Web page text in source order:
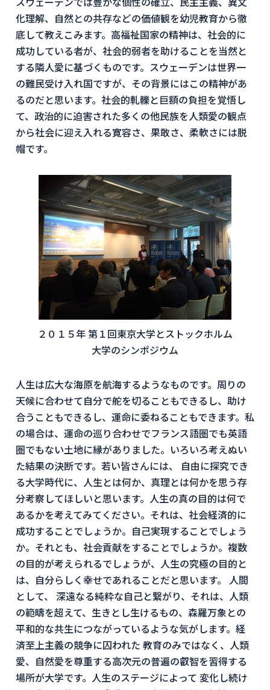
化理解、自然との共存などの価値観を幼児教育から徹
底して教えこみます。高福祉国家の精神は、社会的に
成功している者が、社会的弱者を助けることを当然と
する隣人愛に基づくものです。スウェーデンは世界一
の難民受け入れ国ですが、その背景にはこの精神があ
るのだと思います。社会的軋轢と巨額の負担を覚悟し
て、政治的に迫害された多くの他民族を人類愛の観点
から社会に迎え入れる寛容さ、果敢さ、柔軟さには脱
帽です。
２０１５年 第１回東京大学とストックホルム
大学のシンポジウム
人生は広大な海原を航海するようなものです。周りの
天候に合わせて自分で舵を切ることもできるし、助け
合うこともできるし、運命に委ねることもできます。私
の場合は、運命の巡り合わせでフランス語圏でも英語
圏でもない土地に縁がありました。いろいろ考えぬい
た結果の決断です。若い皆さんには、 自由に探究でき
る大学時代に、人生とは何か、真理とは何かを思う存
分考察してほしいと思います。人生の真の目的は何で
あるかを考えてみてください。それは、社会経済的に
成功することでしょうか。自己実現することでしょう
か。それとも、社会貢献をすることでしょうか。複数
の目的が考えられるでしょうが、人生の究極の目的と
は、自分らしく幸せであれることだと思います。 人間
として、 深遠なる純粋な自己と繋がり、それは、人類
の範疇を超えて、生きとし生けるもの、森羅万象との
平和的な共生につながっているような気がします。経
済至上主義の競争に囚われた 教育のみではなく、人類
愛、自然愛を尊重する高次元の普遍の叡智を習得する
場所が大学です。人生のステージによって 変化し続け